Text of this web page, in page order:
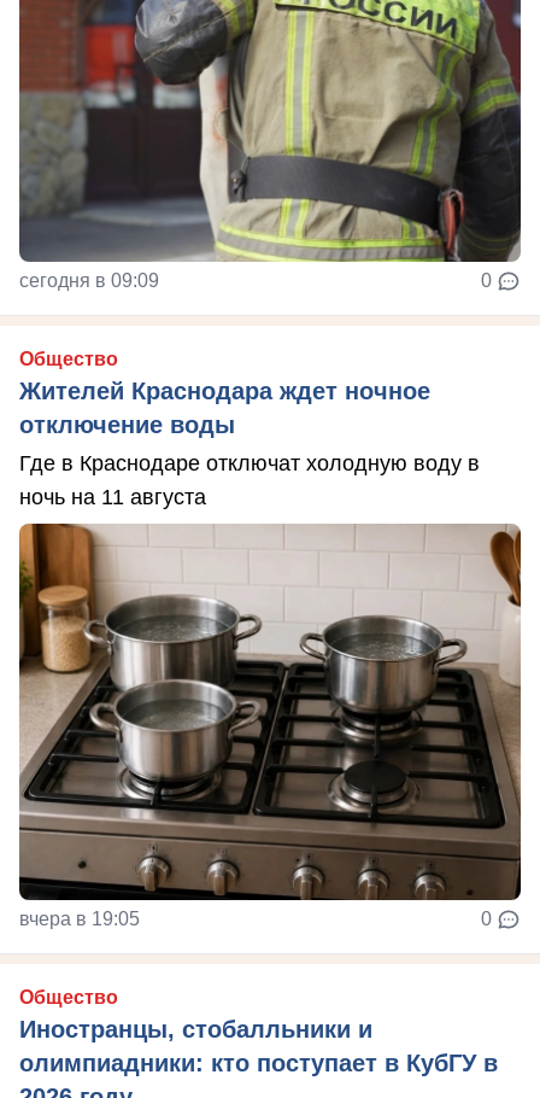
сегодня в 09:09 0
Общество
Жителей Краснодара ждет ночное
отключение воды
Где в Краснодаре отключат холодную воду в
ночь на 11 августа
вчера в 19:05 0
Общество
Иностранцы, стобалльники и
олимпиадники: кто поступает в КубГУ в